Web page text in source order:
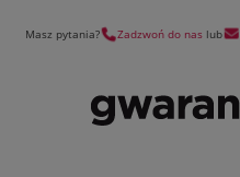
Masz pytania? Zadzwoń do nas lub